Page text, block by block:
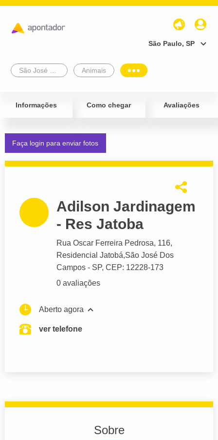
São Paulo, SP
Animais
Informações Como chegar Avaliações
Faça login para enviar fotos
Adilson Jardinagem
- Res Jatoba
Rua Oscar Ferreira Pedrosa, 116,
Residencial Jatobá,São José Dos
Campos - SP, CEP: 12228-173
0 avaliações
Aberto agora
ver telefone
Sobre